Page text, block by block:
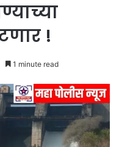
!
1 minute read